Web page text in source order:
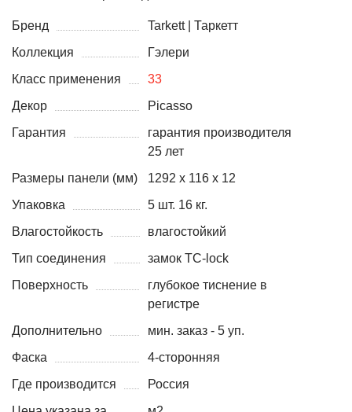
Бренд
Tarkett | Таркетт
Коллекция
Гэлери
Класс применения
33
Декор
Picasso
Гарантия
гарантия производителя
25 лет
Размеры панели (мм)
1292 х 116 х 12
Упаковка
5 шт. 16 кг.
Влагостойкость
влагостойкий
Тип соединения
замок TC-lock
Поверхность
глубокое тиснение в
регистре
Дополнительно
мин. заказ - 5 уп.
Фаска
4-сторонняя
Где производится
Россия